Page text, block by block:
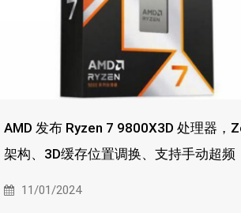
AMD 发布 Ryzen 7 9800X3D 处理器，
架构、3D缓存位置调换、支持手动超频
11/01/2024